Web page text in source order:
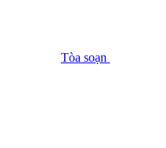
Tòa soạn